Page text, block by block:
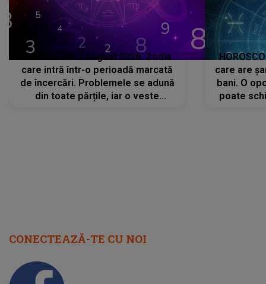
HOROSCOP 7 august 2026. Zodia
care intră într-o perioadă marcată
de încercări. Problemele se adună
din toate părțile, iar o veste
care are
bani. O
poate
CONECTEAZĂ-TE CU NOI